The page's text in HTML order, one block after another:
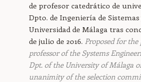
de profesor catedrático de
Dpto. de Ingeniería de
Universidad de Málaga tras
de julio de 2016. Proposed for
professor of the Systems
Dpt. of the University of Málaga
unanimity of the selection